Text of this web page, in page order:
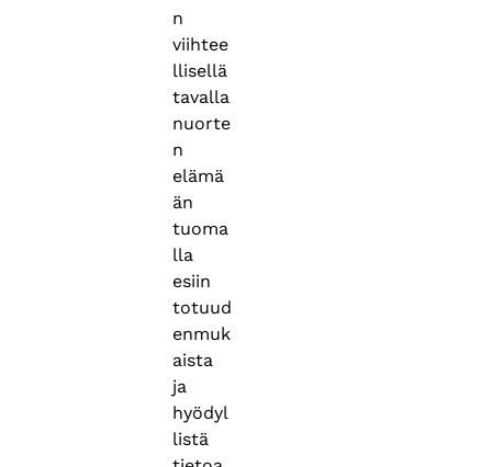
n
viihtee
llisellä
tavalla
nuorte
n
elämä
än
tuoma
lla
esiin
totuud
enmuk
aista
ja
hyödyl
listä